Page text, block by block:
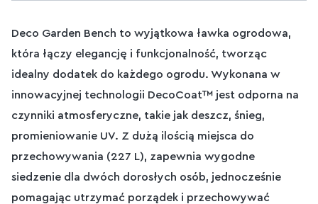
Deco Garden Bench to wyjątkowa ławka ogrodowa,
która łączy elegancję i funkcjonalność, tworząc
idealny dodatek do każdego ogrodu. Wykonana w
innowacyjnej technologii DecoCoat™ jest odporna na
czynniki atmosferyczne, takie jak deszcz, śnieg,
promieniowanie UV. Z dużą ilością miejsca do
przechowywania (227 L), zapewnia wygodne
siedzenie dla dwóch dorosłych osób, jednocześnie
pomagając utrzymać porządek i przechowywać